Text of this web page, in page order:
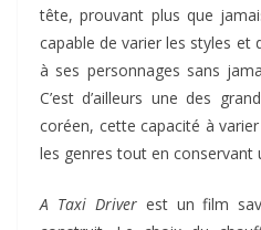
tête, prouvant plus que
capable de varier les styles et
à ses personnages sans
C’est d’ailleurs une des
coréen, cette capacité à
les genres tout en conservant
A Taxi Driverest un film